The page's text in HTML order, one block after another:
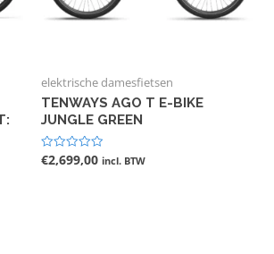
elektrische damesfietsen
TENWAYS AGO T E-BIKE
JUNGLE GREEN
Gewaardeerd
€2,699,00 incl. BTW